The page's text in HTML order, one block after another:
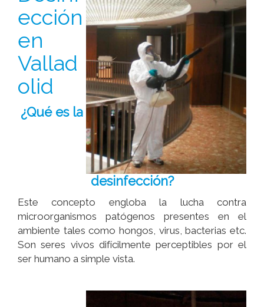
ección
en
Vallad
olid
¿Qué es la
desinfección?
Este concepto engloba la lucha contra
microorganismos patógenos presentes en el
ambiente tales como hongos, virus, bacterias etc.
Son seres vivos difícilmente perceptibles por el
ser humano a simple vista.